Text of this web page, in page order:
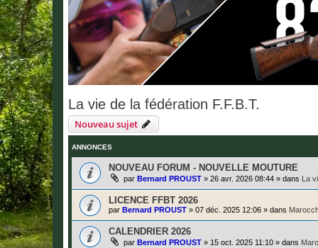
La vie de la fédération F.F.B.T.
Nouveau sujet
ANNONCES
NOUVEAU FORUM - NOUVELLE MOUTURE
par Bernard PROUST » 26 avr. 2026 08:44 » dans La
LICENCE FFBT 2026
par Bernard PROUST » 07 déc. 2025 12:06 » dans
CALENDRIER 2026
par Bernard PROUST » 15 oct. 2025 11:10 » dans